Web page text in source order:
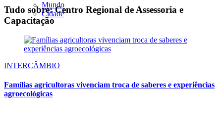
Mundo
Cidade
Tudo sobre: Centro Regional de Assessoria e
Capacitação
INTERCÂMBIO
Famílias agricultoras vivenciam troca de saberes e experiências
agroecológicas